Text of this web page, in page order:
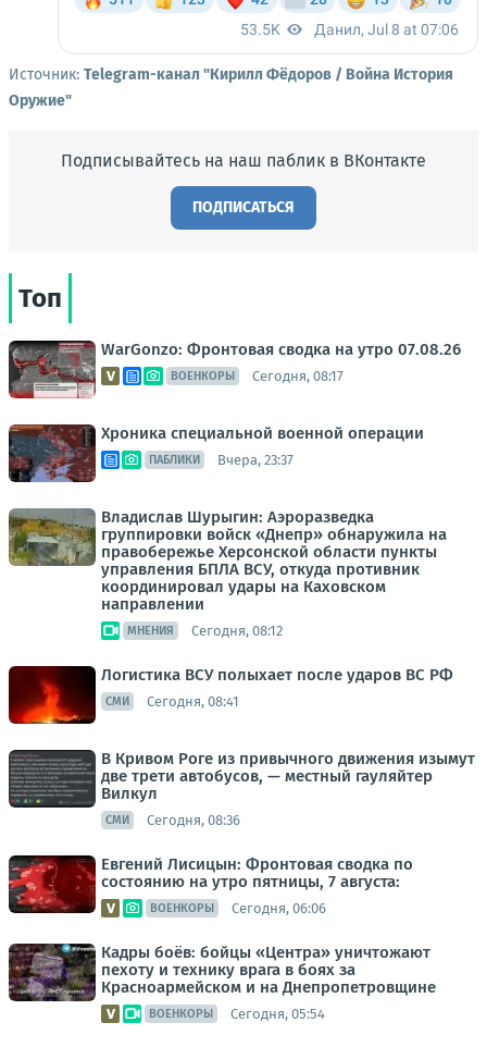
Источник: Telegram-канал "Кирилл Фёдоров / Война История
Оружие"
Подписывайтесь на наш паблик в ВКонтакте
ПОДПИСАТЬСЯ
Топ
WarGonzo: Фронтовая сводка на утро 07.08.26
ВОЕНКОРЫ Сегодня, 08:17
Хроника специальной военной операции
ПАБЛИКИ Вчера, 23:37
Владислав Шурыгин: Аэроразведка
группировки войск «Днепр» обнаружила на
правобережье Херсонской области пункты
управления БПЛА ВСУ, откуда противник
координировал удары на Каховском
направлении
МНЕНИЯ Сегодня, 08:12
Логистика ВСУ полыхает после ударов ВС РФ
СМИ Сегодня, 08:41
В Кривом Роге из привычного движения изымут
две трети автобусов, — местный гауляйтер
Вилкул
СМИ Сегодня, 08:36
Евгений Лисицын: Фронтовая сводка по
состоянию на утро пятницы, 7 августа:
ВОЕНКОРЫ Сегодня, 06:06
Кадры боёв: бойцы «Центра» уничтожают
пехоту и технику врага в боях за
Красноармейском и на Днепропетровщине
ВОЕНКОРЫ Сегодня, 05:54